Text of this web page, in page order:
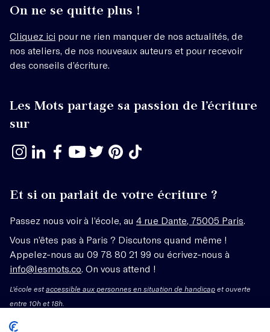
On ne se quitte plus !
Cliquez ici pour ne rien manquer de nos actualités, de
nos ateliers, de nos nouveaux auteurs et pour recevoir
des conseils d’écriture.
Les Mots partage sa passion de l’écriture
sur
Et si on parlait de votre écriture ?
Passez nous voir à l’école, au 4 rue Dante, 75005 Paris
Vous n’êtes pas à Paris ? Discutons quand même !
Appelez-nous au 09 78 80 21 99 ou écrivez-nous à
info@lesmots.co . On vous attend !
L'école estaccessible aux personnes en situation de handicap et ouverte
entre 10h et 18h.